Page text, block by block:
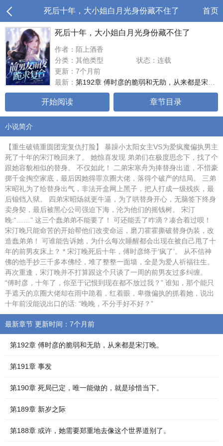
死后十年，大小姐白月光身份藏不住了 首页
死后十年，大小姐白月光身份藏不住了
作者：陌上酒香
分类：其他类型
状态：连载
更新：7个月前
最新： 第192章 傅时彦的脆弱和无助，从来都是宋汀晚。
开始阅读 章节目录
小说简介
【重生破镜重圆团宠复仇打脸】 暴躁小太阳女主VS为爱疯魔偏执男主
死了十年的宋汀晚回来了。 她惊喜发现 弟弟们在极度思念下，找了个
跟她容貌相似的替身。 不仅如此！ 二弟宋寒舟为捧替身出道，不惜豪
掷千金掏空家底，最后因她得罪京圈大佬，落得个破产的结局。 三弟
宋昭礼为了给替身出气，非法开盒网上黑子，把人打成一级残疾，最
后锒铛入狱。 四弟宋昭炀就更牛逼，为了哄替身开心，无脑签下终身
卖身契，最后被黑心公司强迫下海，沦为他们的摇钱树。 宋汀
晚:“……” 这三个蠢弟弟不能要了！ 可还能丢了咋滴？凑合着过呗！
宋汀晚只能命苦的开始帮他们改变命运，磨刀霍霍撕破替身伪装，改
造蠢弟弟！ 可谁能告诉她，为什么每次睡醒都会出现在被自己甩了十
年的前男友床上？ * 宋汀晚死后十年，傅时彦终于‘疯了’。 从不信神
佛的他手抄三千多本佛经，堆了整整一面墙，全是为爱人祈福往生。
再次重逢，宋汀晚并不打算跟这个只谈了一周的前男友过多纠缠。
“傅时彦，十年了，你至于记恨到现在都不放过我？” 谁知，那个能只
手遮天的京圈大佬却在雨中跪着，红着眼，卑微偏执的抓着她，说出
十年前没能说出口的话: “晚晚，不分手好不好？”
最新章节 更新时间：7个月前
第192章 傅时彦的脆弱和无助，从来都是宋汀晚。
第191章 事发
第190章 死局已定，唯一能做的，就是珍惜当下。
第189章 新岁之际
第188章 或许，她需要郑重地去像这个世界道别了。